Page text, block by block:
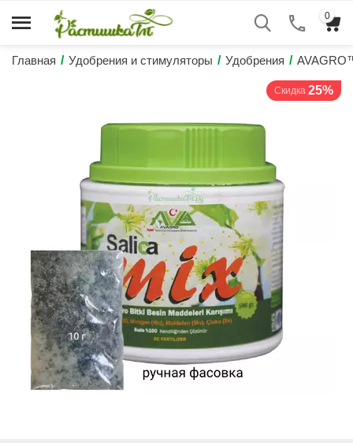
0
Главная / Удобрения и стимуляторы / Удобрения /
Скидка 25%